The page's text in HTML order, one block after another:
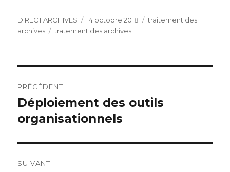
Auteur
DIRECT'ARCHIVES
Publié
le
14 octobre 2018 Catégories
traitement des
archives
Étiquettes
tratement des archives
de
l’article
PRÉCÉDENT
Article
précédent :
Déploiement des outils
organisationnels
SUIVANT